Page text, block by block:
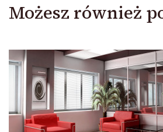
Możesz również